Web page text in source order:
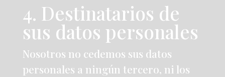
4. Destinatarios de
sus datos personales
Nosotros no cedemos sus datos
personales a ningún tercero, ni los